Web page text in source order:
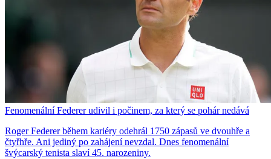
Fenomenální Federer udivil i počinem, za který se pohár nedává
Roger Federer během kariéry odehrál 1750 zápasů ve dvouhře a
čtyřhře. Ani jediný po zahájení nevzdal. Dnes fenomenální
švýcarský tenista slaví 45. narozeniny.